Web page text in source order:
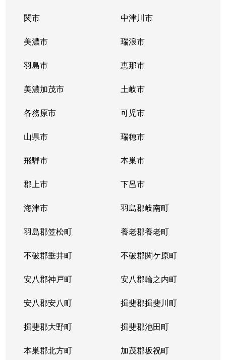
関市 中津川市
美濃市 瑞浪市
羽島市 恵那市
美濃加茂市 土岐市
各務原市 可児市
山県市 瑞穂市
飛騨市 本巣市
郡上市 下呂市
海津市 羽島郡岐南町
羽島郡笠松町 養老郡養老町
不破郡垂井町 不破郡関ケ原町
安八郡神戸町 安八郡輪之内町
安八郡安八町 揖斐郡揖斐川町
揖斐郡大野町 揖斐郡池田町
本巣郡北方町 加茂郡坂祝町